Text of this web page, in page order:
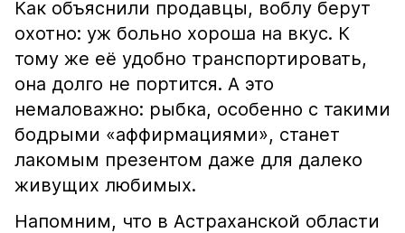
Как объяснили продавцы, воблу берут
охотно: уж больно хороша на вкус. К
тому же её удобно транспортировать,
она долго не портится. А это
немаловажно: рыбка, особенно с такими
бодрыми «аффирмациями», станет
лакомым презентом даже для далеко
живущих любимых.
Напомним, что в Астраханской области